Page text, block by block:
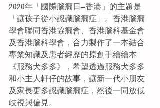
2020年「國際腦癇日—香港」的主題是
「讓孩子從小認識腦癇症」。香港腦癇
學會聯同香港協癇會、香港腦科基金會
及香港腦科學會，合力製作了一本結合
專業知識及患者經歷的原創手繪繪本
《服務犬多多》，希望透過服務犬多多
和小主人軒仔的故事，讓新一代小朋友
及家長更多認識腦癇症，然後一同放低
歧視與偏見。